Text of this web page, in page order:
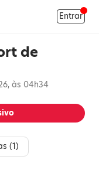
Entrar
de
às 04h34
(1)